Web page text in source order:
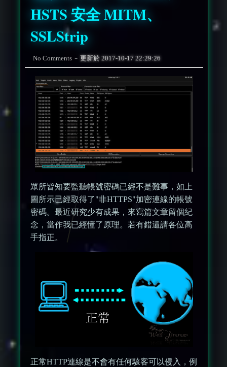
HSTS 安全 MITM、
SSLStrip
No Comments -更新於2017-10-17 22:29:26
眾所皆知要監聽帳號密碼已經不是難事，如上
圖所示已經取得了"非HTTPS"加密連線的帳號
密碼。最近研究少有成果，來寫篇文章留個紀
念，當作我已經懂了原理。若有錯還請各位高
手指正。
正常HTTP連線是不會有任何駭客可以侵入，例